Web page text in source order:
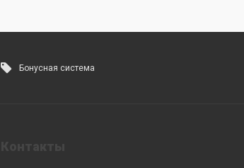
Бонусная система